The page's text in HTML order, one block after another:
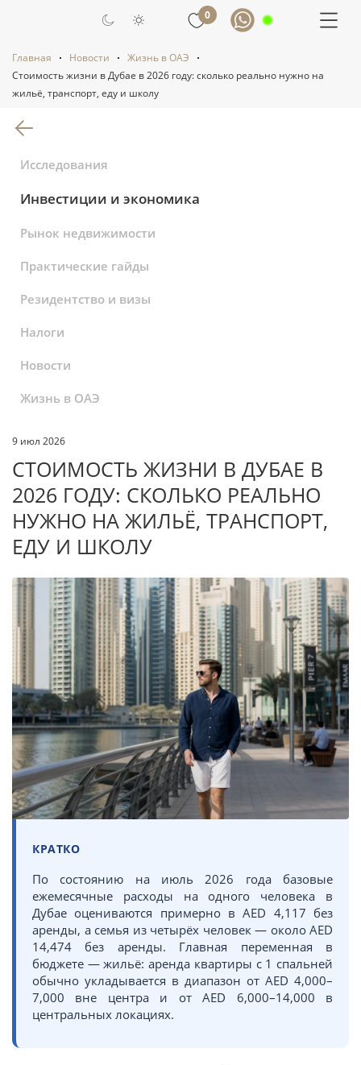
0
Главная Новости
Жизнь в ОАЭ
Стоимость жизни в Дубае в 2026 году: сколько реально нужно на
жильё, транспорт, еду и школу
Исследования
Инвестиции и экономика
Рынок недвижимости
Практические гайды
Резидентство и визы
Налоги
Новости
Жизнь в ОАЭ
9 июл 2026
СТОИМОСТЬ ЖИЗНИ В ДУБАЕ В
2026 ГОДУ: СКОЛЬКО РЕАЛЬНО
НУЖНО НА ЖИЛЬЁ, ТРАНСПОРТ,
ЕДУ И ШКОЛУ
КРАТКО
По состоянию на июль 2026 года базовые
ежемесячные расходы на одного человека в
Дубае оцениваются примерно в AED 4,117 без
аренды, а семья из четырёх человек — около AED
14,474 без аренды. Главная переменная в
бюджете — жильё: аренда квартиры с 1 спальней
обычно укладывается в диапазон от AED 4,000–
7,000 вне центра и от AED 6,000–14,000 в
центральных локациях.